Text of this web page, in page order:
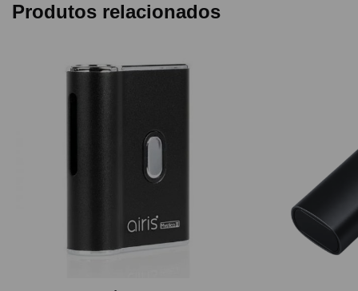
Produtos relacionados